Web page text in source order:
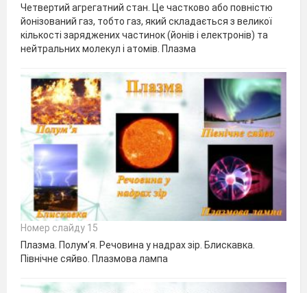
Четвертий агрегатний стан. Це частково або повністю
йонізований газ, тобто газ, який складається з великої
кількості заряджених частинок (йонів і електронів) та
нейтральних молекул і атомів. Плазма
Номер слайду 15
Плазма. Полум’я. Речовина у надрах зір. Блискавка.
Північне сяйво. Плазмова лампа